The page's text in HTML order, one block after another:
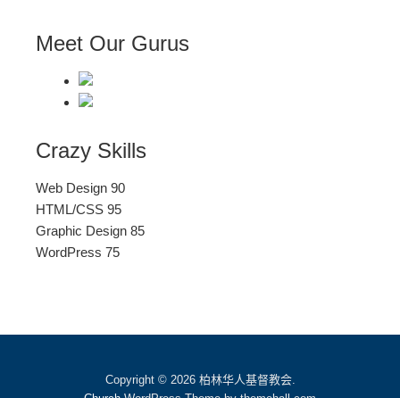
Meet Our Gurus
Crazy Skills
Web Design 90
HTML/CSS 95
Graphic Design 85
WordPress 75
Copyright © 2026 柏林华人基督教会.